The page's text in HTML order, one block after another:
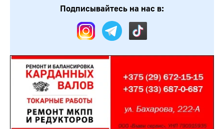
Подписывайтесь на нас в: